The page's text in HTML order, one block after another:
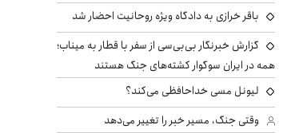
باقر خرازی به دادگاه ویژه روحانیت احضار شد
گزارش خبرنگار بی‌بی‌سی از سفر با قطار به میناب؛
همه در ایران سوگوار کشته‌های جنگ هستند
لیونل مسی خداحافظی می‌کند؟
وقتی جنگ، مسیر خبر را تغییر می‌دهد